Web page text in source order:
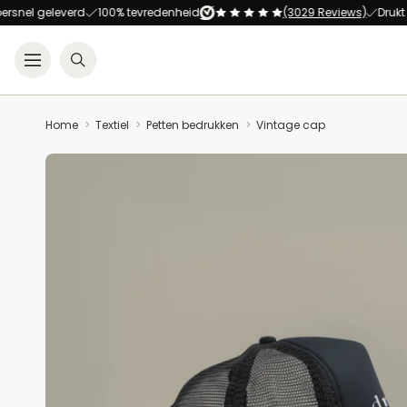
Open menu
Zoeken
100% tevredenheid (3029 Reviews) Drukt alles
Home Textiel Petten bedrukken Vintage cap